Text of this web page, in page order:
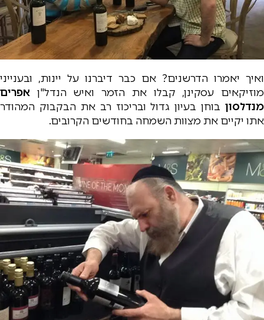
ואיך יאמרו הדרשנים? אם כבר דיברנו על יינות, ובענייני
מוזיקאים עסקינן, קבלו את הזמר ואיש הנדל"ן אפרים
מנדלסון בוחן בעיון גדול ובריכוז רב את הבקבוק המהודר
אתו יקיים את מצוות השמחה בחודשים הקרובים.